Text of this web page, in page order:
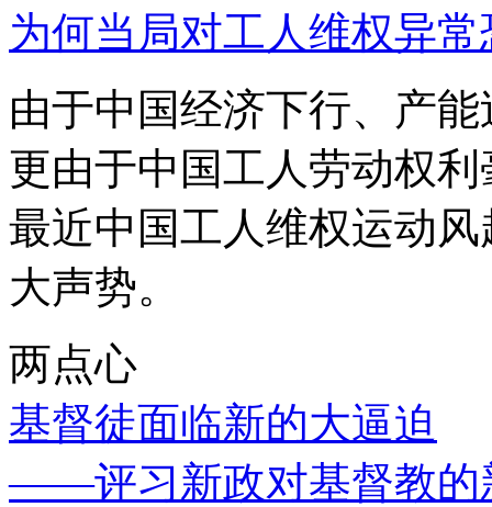
为何当局对工人维权异
由于中国经济下行、产
更由于中国工人劳动权
最近中国工人维权运动
大声势。
两点心
基督徒面临新的大逼迫
——评习新政对基督教的